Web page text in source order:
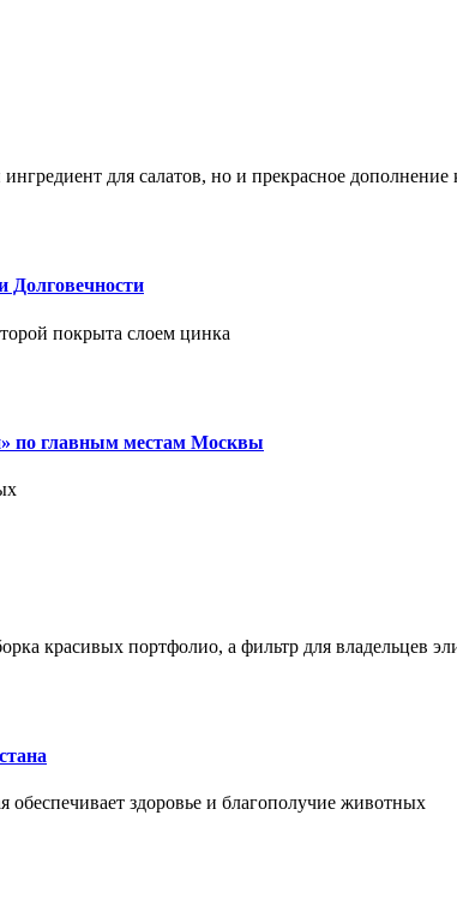
для салатов, но и прекрасное
Долговечности
покрыта слоем цинка
по главным местам Москвы
красивых портфолио, а фильтр для владельцев
здоровье и благополучие животных